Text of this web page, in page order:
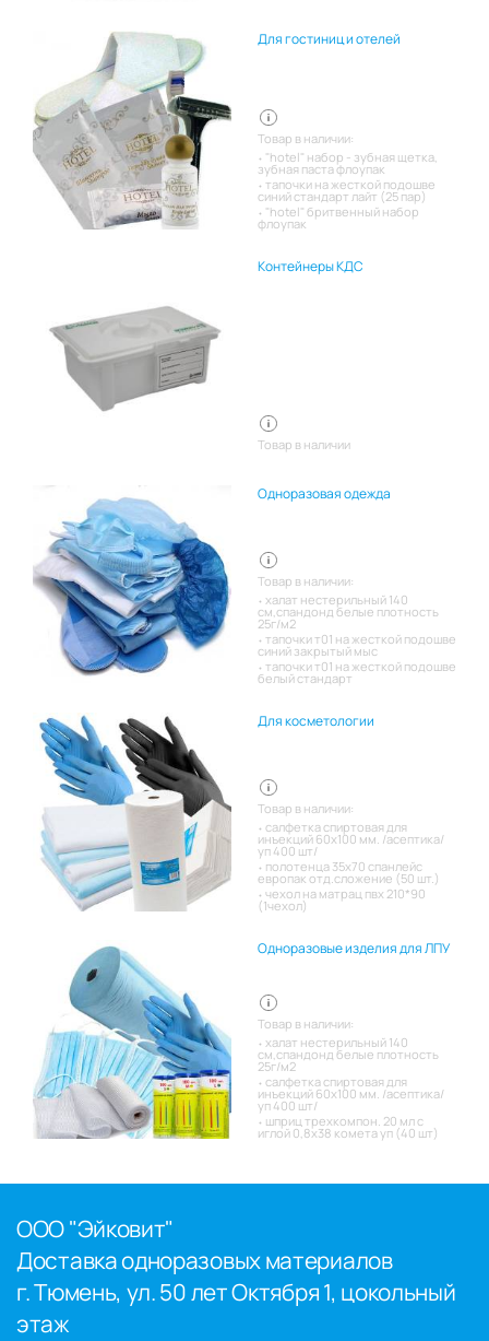
Для гостиниц и отелей
Товар в наличии:
"hotel" набор - зубная щетка,
зубная паста флоупак
тапочки на жесткой подошве
синий стандарт лайт (25 пар)
"hotel" бритвенный набор
флоупак
Контейнеры КДС
Товар в наличии
Одноразовая одежда
Товар в наличии:
халат нестерильный 140
см,спандонд белые плотность
25г/м2
тапочки т01 на жесткой подошве
синий закрытый мыс
тапочки т01 на жесткой подошве
белый стандарт
Для косметологии
Товар в наличии:
салфетка спиртовая для
инъекций 60х100 мм. /асептика/
уп 400 шт/
полотенца 35х70 спанлейс
европак отд.сложение (50 шт.)
чехол на матрац пвх 210*90
(1чехол)
Одноразовые изделия для ЛПУ
Товар в наличии:
халат нестерильный 140
см,спандонд белые плотность
25г/м2
салфетка спиртовая для
инъекций 60х100 мм. /асептика/
уп 400 шт/
шприц трехкомпон. 20 мл с
иглой 0,8х38 комета уп (40 шт)
ООО "Эйковит"
Доставка одноразовых материалов
г. Тюмень, ул. 50 лет Октября 1, цокольный
этаж